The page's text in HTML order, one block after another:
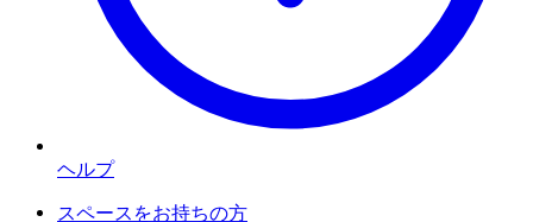
ヘルプ
スペースをお持ちの方